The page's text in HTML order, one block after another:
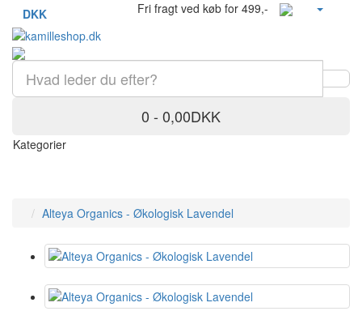
DKK Fri fragt ved køb for 499,-
0 - 0,00DKK
Kategorier
Alteya Organics - Økologisk Lavendel